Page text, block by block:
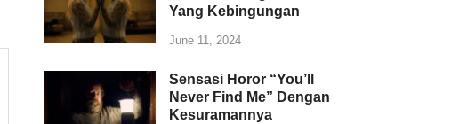
Yang Kebingungan
June 11, 2024
Sensasi Horor “You’ll
Never Find Me” Dengan
Kesuramannya